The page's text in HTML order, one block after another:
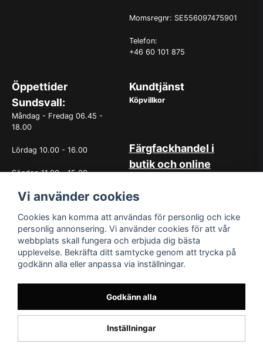
Momsregnr: SE556097475901
Telefon:
+46 60 101 875
Öppettider
Sundsvall:
Måndag - Fredag 06.45 -
18.00
Lördag 10.00 - 16.00
Söndag 11.00 - 15.00
OBS. Avvikande öppettider
Kundtjänst
Köpvillkor
Färgfackhandel i
butik och online
det sedan starten 1965 varit
kundservice. Du kan känna dig
trygg med köp hos oss
oavsett om det är i butiken i
Sundsvall eller online. Det går
lika bra att kontakta oss via
mail eller per telefon. Vår butik
med generösa öppettider har
funnits i över 50år.
Vi använder cookies
Cookies kan komma att användas för personlig och icke
personlig annonsering. Vi använder cookies för att vår
webbplats skall fungera och erbjuda dig bästa
upplevelse. Bekräfta ditt samtycke genom att trycka på
godkänn alla eller anpassa via inställningar.
Godkänn alla
Inställningar